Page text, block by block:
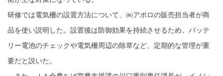
研修では電気柵の設置方法について、㈱アポロの販売担当者が商
品を使い説明した。設置後は防御効果を持続させるため、バッテ
リー電池のチェックや電気柵周辺の除草など、定期的な管理が重
要だと説いた。